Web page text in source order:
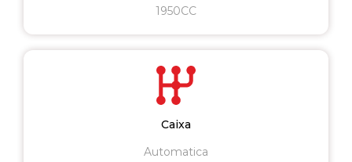
1950CC
Caixa
Automatica